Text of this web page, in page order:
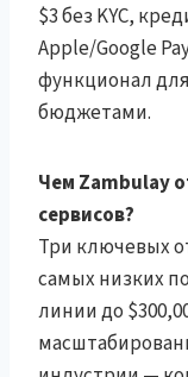
$3 без KYC,
Apple/Google
функционал
бюджетами.
Чем Zambulay
сервисов?
Три ключевых
самых низких
линии до